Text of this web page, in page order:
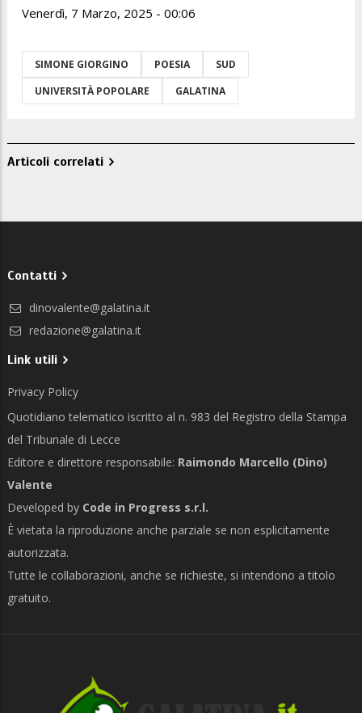
Venerdì, 7 Marzo, 2025 - 00:06
SIMONE GIORGINO POESIA
SUD
UNIVERSITÀ POPOLARE
GALATINA
Articoli correlati
Contatti
dinovalente@galatina.it
redazione@galatina.it
Link utili
Privacy Policy
Quotidiano telematico iscritto al n. 983 del Registro della Stampa
del Tribunale di Lecce
Editore e direttore responsabile: Raimondo Marcello (Dino)
Valente
Developed by Code in Progress s.r.l.
È vietata la riproduzione anche parziale se non esplicitamente
autorizzata.
Tutte le collaborazioni, anche se richieste, si intendono a titolo
gratuito.